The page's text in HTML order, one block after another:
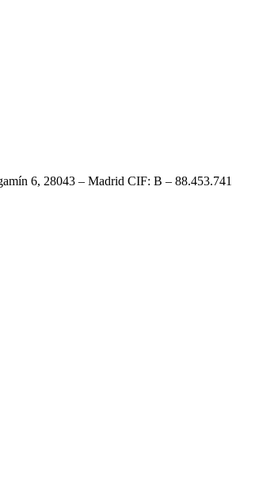
6, 28043 – Madrid CIF: B – 88.453.741